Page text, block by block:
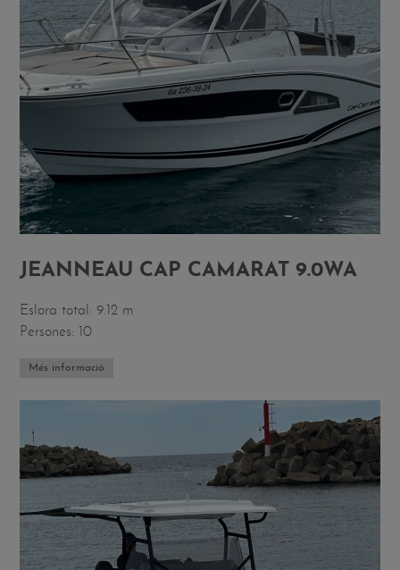
JEANNEAU CAP CAMARAT 9.0WA
Eslora total: 9.12 m
Persones: 10
Més informació